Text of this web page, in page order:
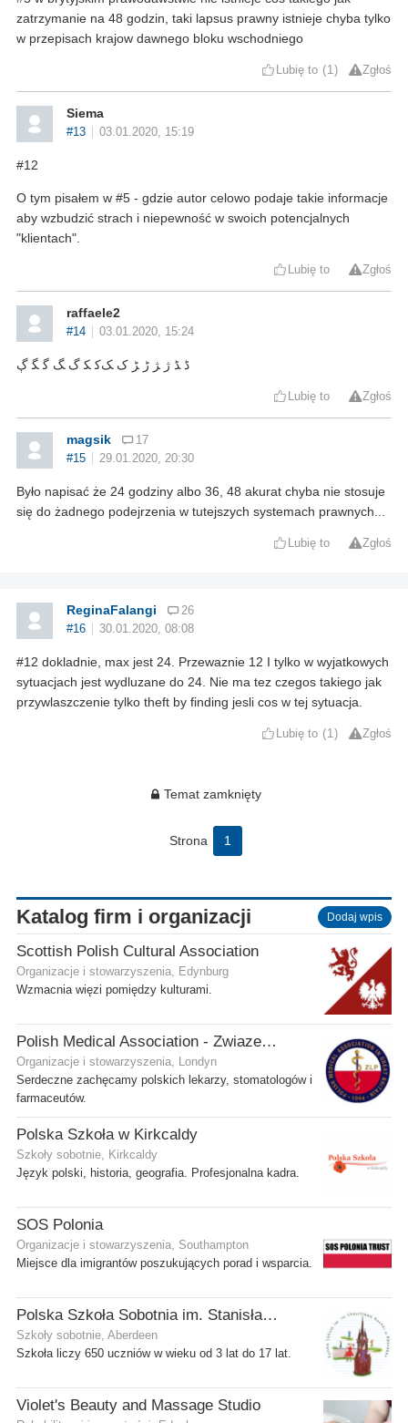
zatrzymanie na 48 godzin, taki lapsus prawny istnieje chyba tylko
w przepisach krajow dawnego bloku wschodniego
Lubię to 1 Zgłoś
Siema
#13 03.01.2020, 15:19
#12
O tym pisałem w #5 - gdzie autor celowo podaje takie informacje
aby wzbudzić strach i niepewność w swoich potencjalnych
"klientach".
Lubię to Zgłoś
raffaele2
#14 03.01.2020, 15:24
ﮈ ﮉ ﮊ ﮋ ﮌ ﮍ ﮎ ﮏﮐ ﮑ ﮒ ﮓ ﮔ ﮕ ﮖ
Lubię to Zgłoś
magsik
17
#15
29.01.2020, 20:30
Było napisać że 24 godziny albo 36, 48 akurat chyba nie stosuje
się do żadnego podejrzenia w tutejszych systemach prawnych...
Lubię to Zgłoś
ReginaFalangi
26
#16
30.01.2020, 08:08
#12 dokladnie, max jest 24. Przewaznie 12 I tylko w wyjatkowych
sytuacjach jest wydluzane do 24. Nie ma tez czegos takiego jak
przywlaszczenie tylko theft by finding jesli cos w tej sytuacja.
Lubię to 1 Zgłoś
Temat zamknięty
Strona 1
Katalog firm i organizacji Dodaj wpis
Scottish Polish Cultural Association
Organizacje i stowarzyszenia, Edynburg
Wzmacnia więzi pomiędzy kulturami.
Polish Medical Association - Zwiazek Lekarzy Polskich w Wielkiej Brytanii
Organizacje i stowarzyszenia, Londyn
Serdeczne zachęcamy polskich lekarzy, stomatologów i
farmaceutów.
Polska Szkoła w Kirkcaldy
Szkoły sobotnie, Kirkcaldy
Język polski, historia, geografia. Profesjonalna kadra.
SOS Polonia
Organizacje i stowarzyszenia, Southampton
Miejsce dla imigrantów poszukujących porad i wsparcia.
Polska Szkoła Sobotnia im. Stanisława Kostki
Szkoły sobotnie, Aberdeen
Szkoła liczy 650 uczniów w wieku od 3 lat do 17 lat.
Violet's Beauty and Massage Studio